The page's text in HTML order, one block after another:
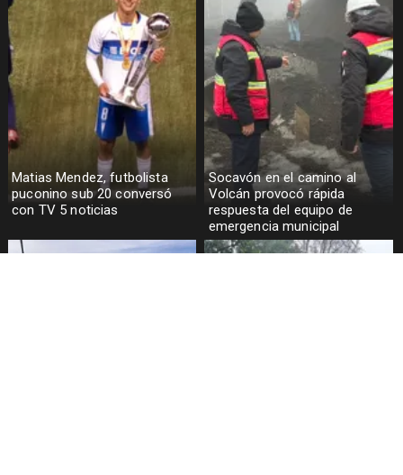
Matias Mendez, futbolista
puconino sub 20 conversó
con TV 5 noticias
Socavón en el camino al
Volcán provocó rápida
respuesta del equipo de
emergencia municipal